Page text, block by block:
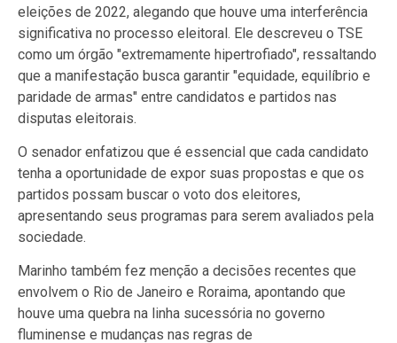
eleições de 2022, alegando que houve uma interferência
significativa no processo eleitoral. Ele descreveu o TSE
como um órgão "extremamente hipertrofiado", ressaltando
que a manifestação busca garantir "equidade, equilíbrio e
paridade de armas" entre candidatos e partidos nas
disputas eleitorais.
O senador enfatizou que é essencial que cada candidato
tenha a oportunidade de expor suas propostas e que os
partidos possam buscar o voto dos eleitores,
apresentando seus programas para serem avaliados pela
sociedade.
Marinho também fez menção a decisões recentes que
envolvem o Rio de Janeiro e Roraima, apontando que
houve uma quebra na linha sucessória no governo
fluminense e mudanças nas regras de